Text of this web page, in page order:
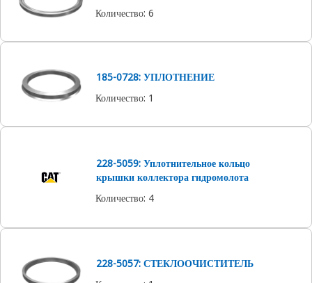
Количество: 6
185-0728: УПЛОТНЕНИЕ
Количество: 1
228-5059: Уплотнительное кольцо
крышки коллектора гидромолота
Количество: 4
228-5057: СТЕКЛООЧИСТИТЕЛЬ